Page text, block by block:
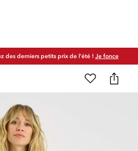
des derniers petits prix de l'été ! Je fonce